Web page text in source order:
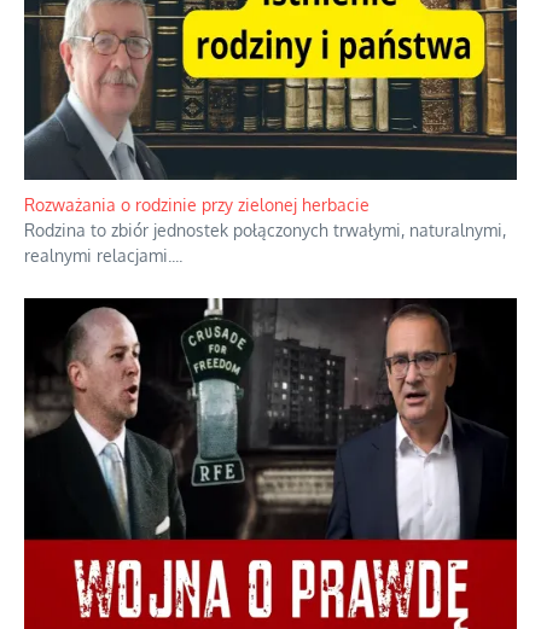
Bezobsługowe muzeum objawień w Alpach
Boże, nikt tego nie pilnuje, nic kompletnie....
Rozważania o rodzinie przy zielonej herbacie